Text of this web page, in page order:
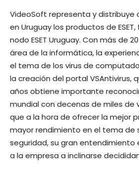
VideoSoft representa y distribuye
en Uruguay los productos de
nodo ESET Uruguay. Con más de
área de la informática, la
el tema de los virus de
la creación del portal VSAntivirus,
años obtiene importante
mundial con decenas de miles de
que a la hora de ofrecer la mejor
mayor rendimiento en el tema de
seguridad, su gran entendimiento
a la empresa a inclinarse